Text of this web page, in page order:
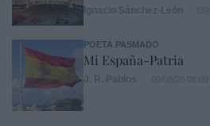
POETA PASMADO
Mi España-Patria